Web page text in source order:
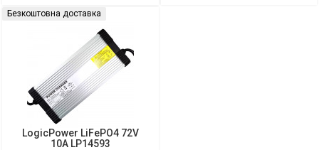
Безкоштовна доставка
LogicPower LiFePO4 72V
10A LP14593